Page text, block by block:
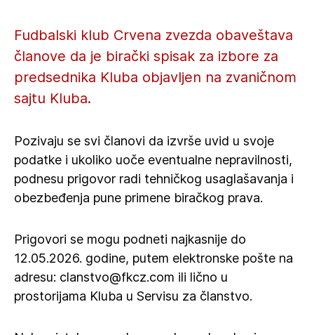
Fudbalski klub Crvena zvezda obaveštava
članove da je birački spisak za izbore za
predsednika Kluba objavljen na zvaničnom
sajtu Kluba.
Pozivaju se svi članovi da izvrše uvid u svoje
podatke i ukoliko uoče eventualne nepravilnosti,
podnesu prigovor radi tehničkog usaglašavanja i
obezbeđenja pune primene biračkog prava.
Prigovori se mogu podneti najkasnije do
12.05.2026. godine, putem elektronske pošte na
adresu: clanstvo@fkcz.com ili lično u
prostorijama Kluba u Servisu za članstvo.